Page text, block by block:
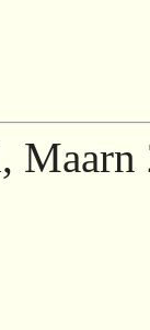
Maarn